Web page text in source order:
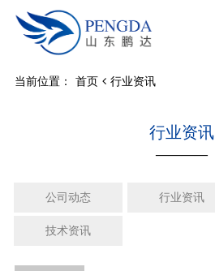
当前位置： 首页 行业资讯
行业资讯
————
公司动态 行业资讯
技术资讯